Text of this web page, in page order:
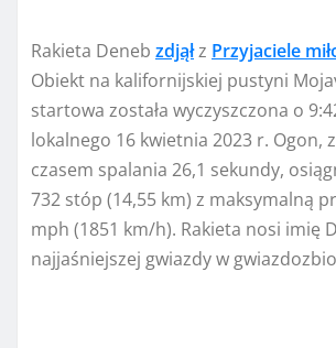
Rakieta Deneb zdjąłz Przyjaciele
Obiekt na kalifornijskiej pustyni
startowa została wyczyszczona o
lokalnego 16 kwietnia 2023 r. Ogon,
czasem spalania 26,1 sekundy,
732 stóp (14,55 km) z maksymalną
mph (1851 km/h). Rakieta nosi imię
najjaśniejszej gwiazdy w